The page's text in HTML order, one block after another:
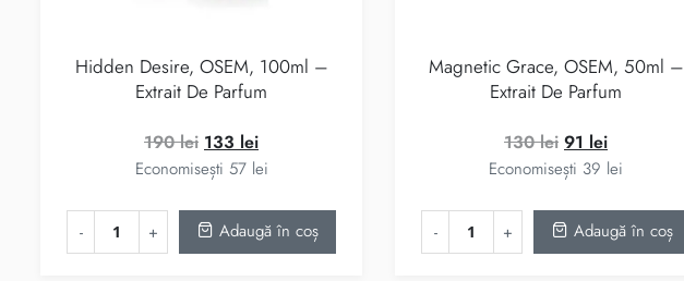
Hidden Desire, OSEM, 100ml –
Extrait De Parfum
190lei Prețul
inițial
fost:
190 lei.
133 leiPrețul
curent
133 lei.
Economisești 57 lei
Adaugă în coș
Magnetic Grace, OSEM, 50ml –
Extrait De Parfum
130lei Prețul
inițial
fost:
130 lei.
91 leiPrețul
curent
91 lei.
Economisești 39 lei
Adaugă în coș